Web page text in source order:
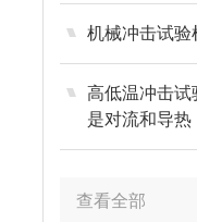
机械冲击试验
高低温冲击试
是对流和导热
查看全部